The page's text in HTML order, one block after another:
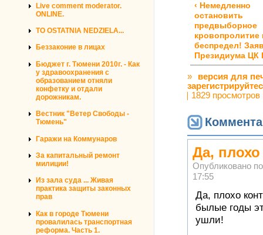
Live comment moderator.
ONLINE.
TO OSTATNIA NEDZIELA...
Беззаконие в лицах
Бюджет г. Тюмени 2010г. - Как
у здравоохранения с
образованием отняли
конфетку и отдали
дорожникам.
Вестник "Ветер Свободы -
Тюмень"
Гаражи на Коммунаров
За капитальный ремонт
милиции!
Из зала суда ... Живая
практика защиты законных
прав
Как в городе Тюмени
провалилась транспортная
реформа. Часть 1.
‹ Немедленно
остановить
предвыборное
кровопролитие
беспредел!
Президиума ЦК
»
версия для
1829 просмотров
Да,
Опубликовано
17:55
Да, плохо
былые годы
ушли!